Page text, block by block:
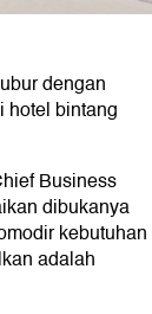
dengan
hotel bintang
Business
dibukanya
kebutuhan
adalah